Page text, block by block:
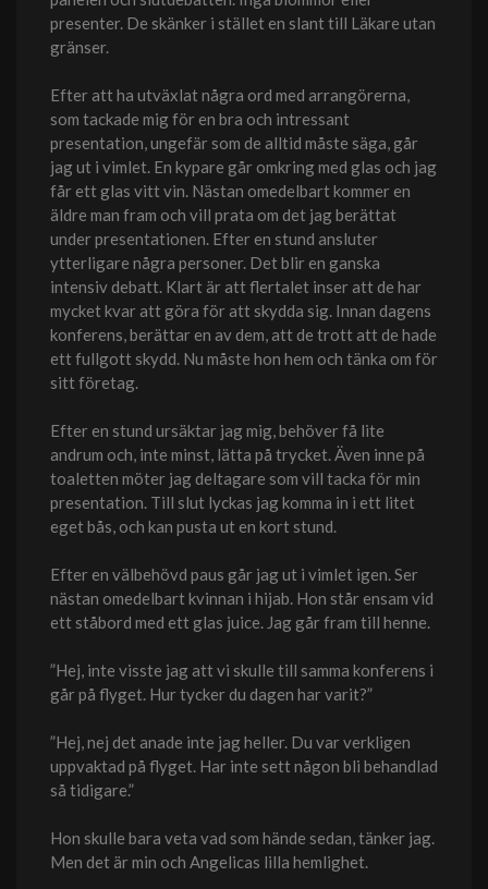
presenter. De skänker i stället en slant till Läkare utan
gränser.
Efter att ha utväxlat några ord med arrangörerna,
som tackade mig för en bra och intressant
presentation, ungefär som de alltid måste säga, går
jag ut i vimlet. En kypare går omkring med glas och jag
får ett glas vitt vin. Nästan omedelbart kommer en
äldre man fram och vill prata om det jag berättat
under presentationen. Efter en stund ansluter
ytterligare några personer. Det blir en ganska
intensiv debatt. Klart är att flertalet inser att de har
mycket kvar att göra för att skydda sig. Innan dagens
konferens, berättar en av dem, att de trott att de hade
ett fullgott skydd. Nu måste hon hem och tänka om för
sitt företag.
Efter en stund ursäktar jag mig, behöver få lite
andrum och, inte minst, lätta på trycket. Även inne på
toaletten möter jag deltagare som vill tacka för min
presentation. Till slut lyckas jag komma in i ett litet
eget bås, och kan pusta ut en kort stund.
Efter en välbehövd paus går jag ut i vimlet igen. Ser
nästan omedelbart kvinnan i hijab. Hon står ensam vid
ett ståbord med ett glas juice. Jag går fram till henne.
”Hej, inte visste jag att vi skulle till samma konferens i
går på flyget. Hur tycker du dagen har varit?”
”Hej, nej det anade inte jag heller. Du var verkligen
uppvaktad på flyget. Har inte sett någon bli behandlad
så tidigare.”
Hon skulle bara veta vad som hände sedan, tänker jag.
Men det är min och Angelicas lilla hemlighet.